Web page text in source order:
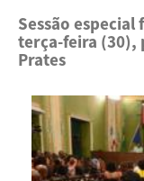
Sessão
terça-feira (30),
Prates